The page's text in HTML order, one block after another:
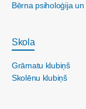
Bērna psiholoģija
Skola
Grāmatu klubiņš
Skolēnu klubiņš